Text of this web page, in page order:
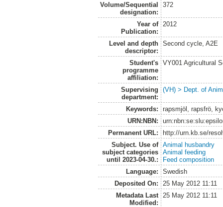
Volume/Sequential
designation:
372
Year of
Publication:
2012
Level and depth
descriptor:
Second cycle, A2E
Student's
programme
affiliation:
VY001 Agricultural
Supervising
department:
(VH) > Dept. of
Keywords:
rapsmjöl, rapsfrö,
URN:NBN:
Permanent URL:
http://urn.kb.se/
Subject. Use of
subject categories
until 2023-04-30.:
Animal husbandry
Animal feeding
Feed composition
Language:
Swedish
Deposited On:
25 May 2012 11:11
Metadata Last
Modified:
25 May 2012 11:11